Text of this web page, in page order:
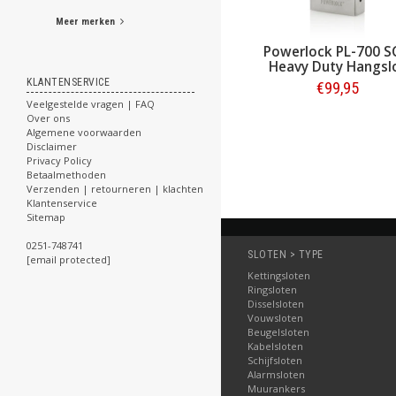
Meer merken
KLANTENSERVICE
Veelgestelde vragen | FAQ
Over ons
Algemene voorwaarden
Disclaimer
Privacy Policy
Betaalmethoden
Verzenden | retourneren | klachten
Klantenservice
Sitemap
0251-748741
[email protected]
€159,00 €134,95
Powerlock PL-700
Heavy Duty
€99,95
SLOTEN > TYPE
Kettingsloten
Ringsloten
Disselsloten
Vouwsloten
Beugelsloten
Kabelsloten
Schijfsloten
Alarmsloten
Muurankers